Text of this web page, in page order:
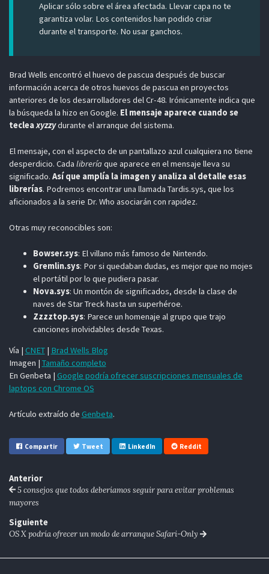
Aplicar sólo sobre el área afectada. Llevar capa no te
garantiza volar. Los contenidos han podido criar
durante el transporte. No usar ganchos.
Brad Wells encontró el huevo de pascua después de buscar
información acerca de otros huevos de pascua en proyectos
anteriores de los desarrolladores del Cr-48. Irónicamente indica que
la búsqueda la hizo en Google. El mensaje aparece cuando se
tecleaxyzzydurante el arranque del sistema.
El mensaje, con el aspecto de un pantallazo azul cualquiera no tiene
desperdicio. Cada libreríaque aparece en el mensaje lleva su
significado. Así que amplía la imagen y analiza al detalle esas
librerías. Podremos encontrar una llamada Tardis.sys, que los
aficionados a la serie Dr. Who asociarán con rapidez.
Otras muy reconocibles son:
Bowser.sys: El villano más famoso de Nintendo.
Gremlin.sys: Por si quedaban dudas, es mejor que no mojes
el portátil por lo que pudiera pasar.
Nova.sys: Un montón de significados, desde la clase de
naves de Star Treck hasta un superhéroe.
Zzzztop.sys: Parece un homenaje al grupo que trajo
canciones inolvidables desde Texas.
Vía | CNET| Brad Wells Blog
Imagen | Tamaño completo
En Genbeta | Google podría ofrecer suscripciones mensuales de
laptops con Chrome OS
Artículo extraído de Genbeta.
Compartir Tweet LinkedIn Reddit
Anterior
5 consejos que todos deberíamos seguir para evitar problemas
mayores
Siguiente
OS X podría ofrecer un modo de arranque Safari-Only